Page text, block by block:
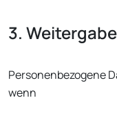
3.
Personenbezogene
wenn